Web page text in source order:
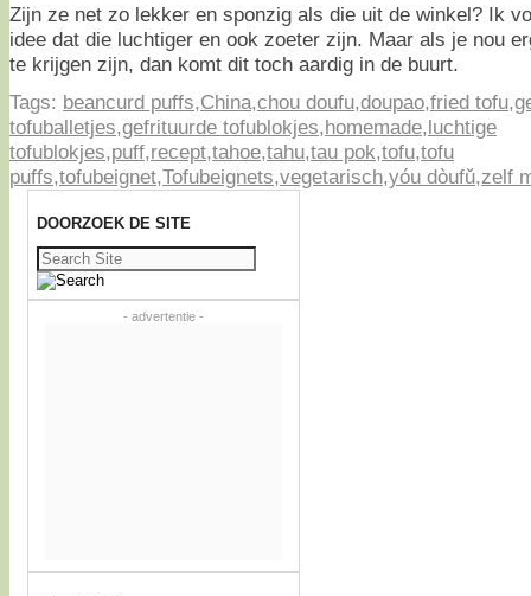
Zijn ze net zo lekker en sponzig als die uit de winkel? Ik
idee dat die luchtiger en ook zoeter zijn. Maar als je nou
te krijgen zijn, dan komt dit toch aardig in de buurt.
Tags: beancurd puffs,China,chou doufu,doupao,fried tofu,
tofuballetjes,gefrituurde tofublokjes,homemade,luchtige
tofublokjes,puff,recept,tahoe,tahu,tau pok,tofu,tofu
puffs,tofubeignet,Tofubeignets,vegetarisch,yóu dòufǔ,zelf
DOORZOEK DE SITE
Zoeken
naar:
- advertentie -